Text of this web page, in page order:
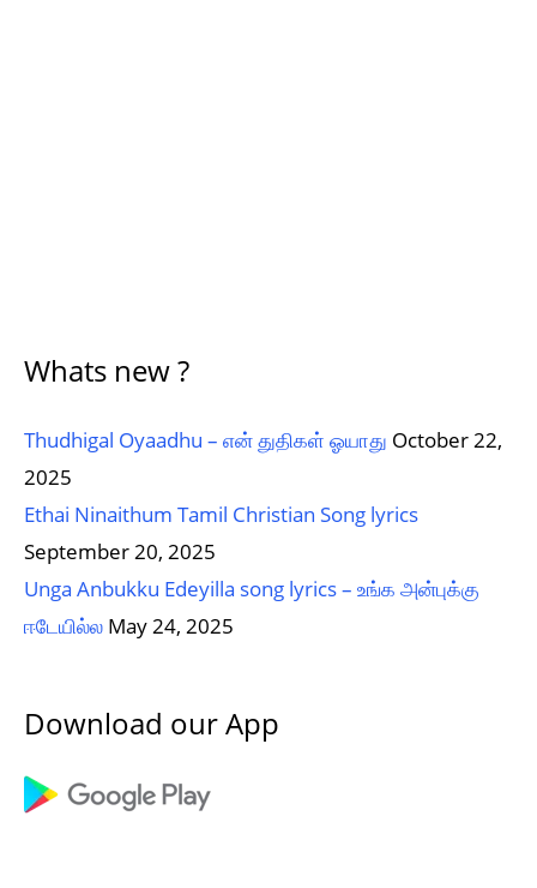
Whats new ?
Thudhigal Oyaadhu – என் துதிகள் ஓயாது October 22,
2025
Ethai Ninaithum Tamil Christian Song lyrics
September 20, 2025
Unga Anbukku Edeyilla song lyrics – உங்க அன்புக்கு
ஈடேயில்ல May 24, 2025
Download our App